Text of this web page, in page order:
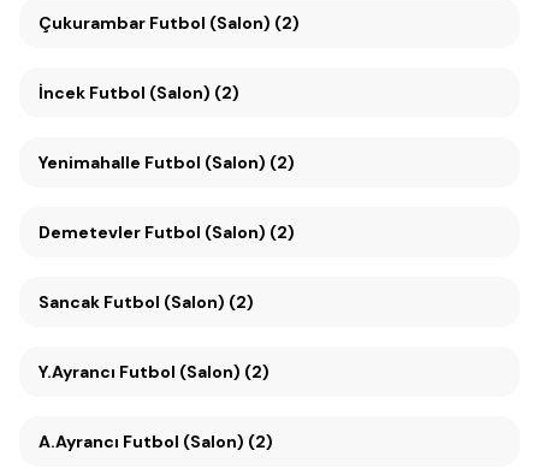
Çukurambar Futbol (Salon) (2)
İncek Futbol (Salon) (2)
Yenimahalle Futbol (Salon) (2)
Demetevler Futbol (Salon) (2)
Sancak Futbol (Salon) (2)
Y.Ayrancı Futbol (Salon) (2)
A.Ayrancı Futbol (Salon) (2)